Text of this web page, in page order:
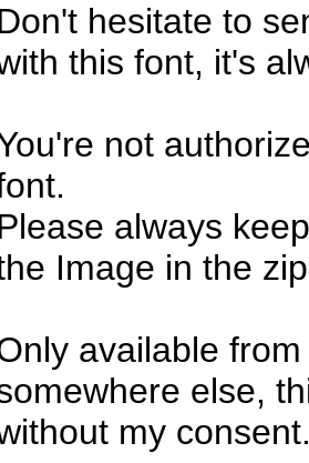
hesitate to
this font, it's
not
always
Image in the
available
else,
my